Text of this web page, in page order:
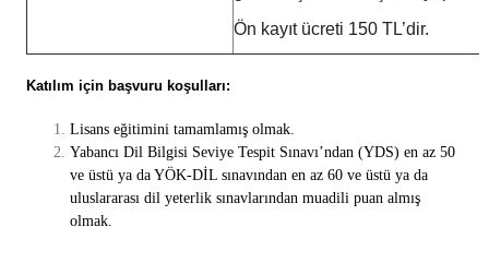
Ön kayıt ücreti 150 TL’dir.
Katılım için başvuru koşulları:
Lisans eğitimini tamamlamış olmak.
Yabancı Dil Bilgisi Seviye Tespit Sınavı’ndan (YDS) en az 50
ve üstü ya da YÖK-DİL sınavından en az 60 ve üstü ya da
uluslararası dil yeterlik sınavlarından muadili puan almış
olmak.